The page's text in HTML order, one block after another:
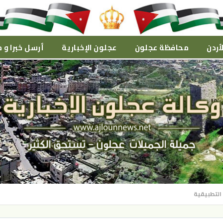
محافظة عجلون عجلون الإخبارية أرسل خبرا و